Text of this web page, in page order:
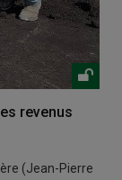
revenus
(Jean-Pierre